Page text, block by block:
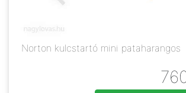
Norton kulcstartó mini pataharangos